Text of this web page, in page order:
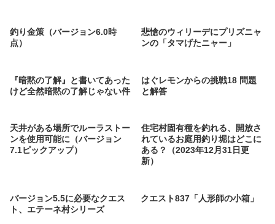
釣り金策（バージョン6.0時
点）
悲愴のウィリーデにプリズニャ
ンの「タマげたニャー」
『暗黙の了解』と書いてあった
けど全然暗黙の了解じゃない件
はぐレモンからの挑戦18 問題
と解答
天井がある場所でルーラストー
ンを使用可能に（バージョン
7.1ピックアップ）
住宅村固有種を釣れる、開放さ
れているお庭用釣り堀はどこに
ある？（2023年12月31日更
新）
バージョン5.5に必要なクエス
ト、エテーネ村シリーズ
クエスト837「人形師の小箱」